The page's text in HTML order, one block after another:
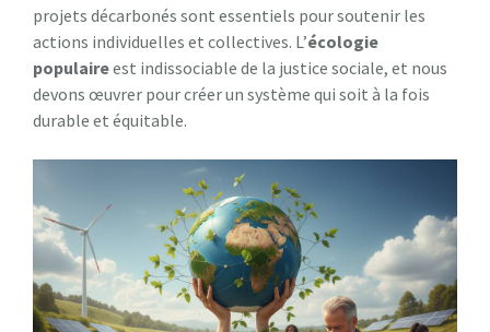
projets décarbonés sont essentiels pour soutenir les
actions individuelles et collectives. L’écologie
populaireest indissociable de la justice sociale, et nous
devons œuvrer pour créer un système qui soit à la fois
durable et équitable.